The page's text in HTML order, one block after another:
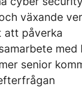
växande
att påverka
med
senior